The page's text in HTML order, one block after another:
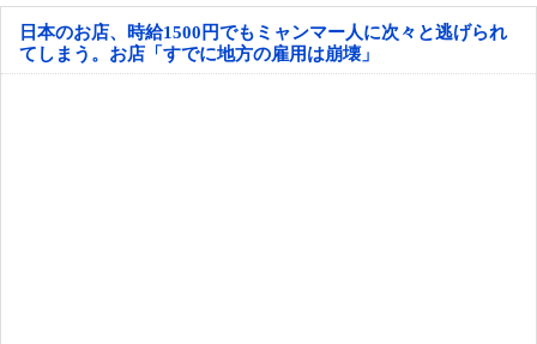
日本のお店、時給1500円でもミャンマー人に次々と逃げられ
てしまう。お店「すでに地方の雇用は崩壊」